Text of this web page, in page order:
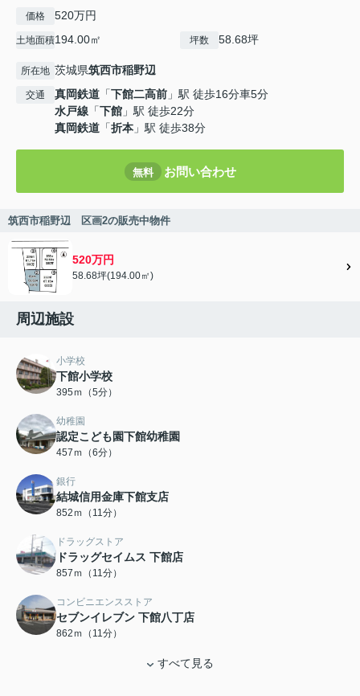
価格 520万円
土地面積194.00㎡ 坪数 58.68坪
所在地 茨城県筑西市稲野辺
交通 真岡鉄道 「下館二高前 」駅 徒歩16分車5分
水戸線 「下館 」駅 徒歩22分
真岡鉄道 「折本 」駅 徒歩38分
無料 お問い合わせ
筑西市稲野辺 区画2の販売中物件
520万円
58.68坪(194.00㎡)
周辺施設
小学校
下館小学校
395ｍ（5分）
幼稚園
認定こども園下館幼稚園
457ｍ（6分）
銀行
結城信用金庫下館支店
852ｍ（11分）
ドラッグストア
ドラッグセイムス 下館店
857ｍ（11分）
コンビニエンスストア
セブンイレブン 下館八丁店
862ｍ（11分）
すべて見る